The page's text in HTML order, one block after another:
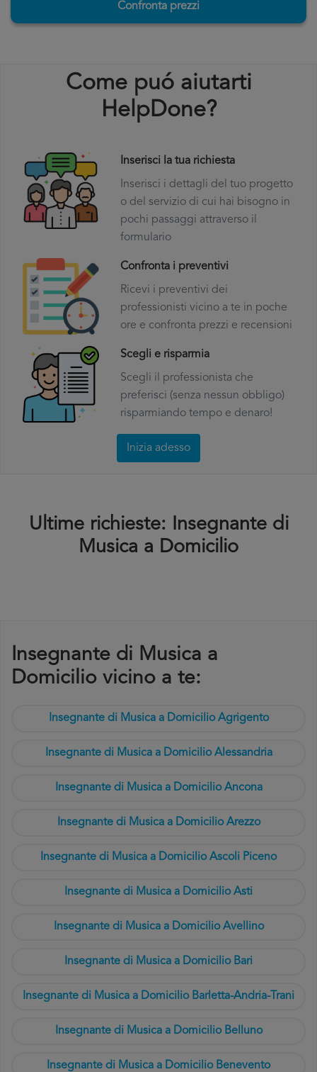
Confronta prezzi
Come puó aiutarti
HelpDone?
Inserisci la tua richiesta
Inserisci i dettagli del tuo progetto
o del servizio di cui hai bisogno in
pochi passaggi attraverso il
formulario
Confronta i preventivi
Ricevi i preventivi dei
professionisti vicino a te in poche
ore e confronta prezzi e recensioni
Scegli e risparmia
Scegli il professionista che
preferisci (senza nessun obbligo)
risparmiando tempo e denaro!
Inizia adesso
Ultime richieste: Insegnante di
Musica a Domicilio
Insegnante di Musica a
Domicilio vicino a te:
Insegnante di Musica a Domicilio Agrigento
Insegnante di Musica a Domicilio Alessandria
Insegnante di Musica a Domicilio Ancona
Insegnante di Musica a Domicilio Arezzo
Insegnante di Musica a Domicilio Ascoli Piceno
Insegnante di Musica a Domicilio Asti
Insegnante di Musica a Domicilio Avellino
Insegnante di Musica a Domicilio Bari
Insegnante di Musica a Domicilio Barletta-Andria-Trani
Insegnante di Musica a Domicilio Belluno
Insegnante di Musica a Domicilio Benevento